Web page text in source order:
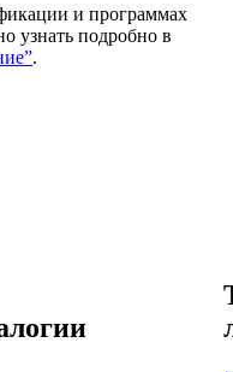
и программах
узнать подробно в
.